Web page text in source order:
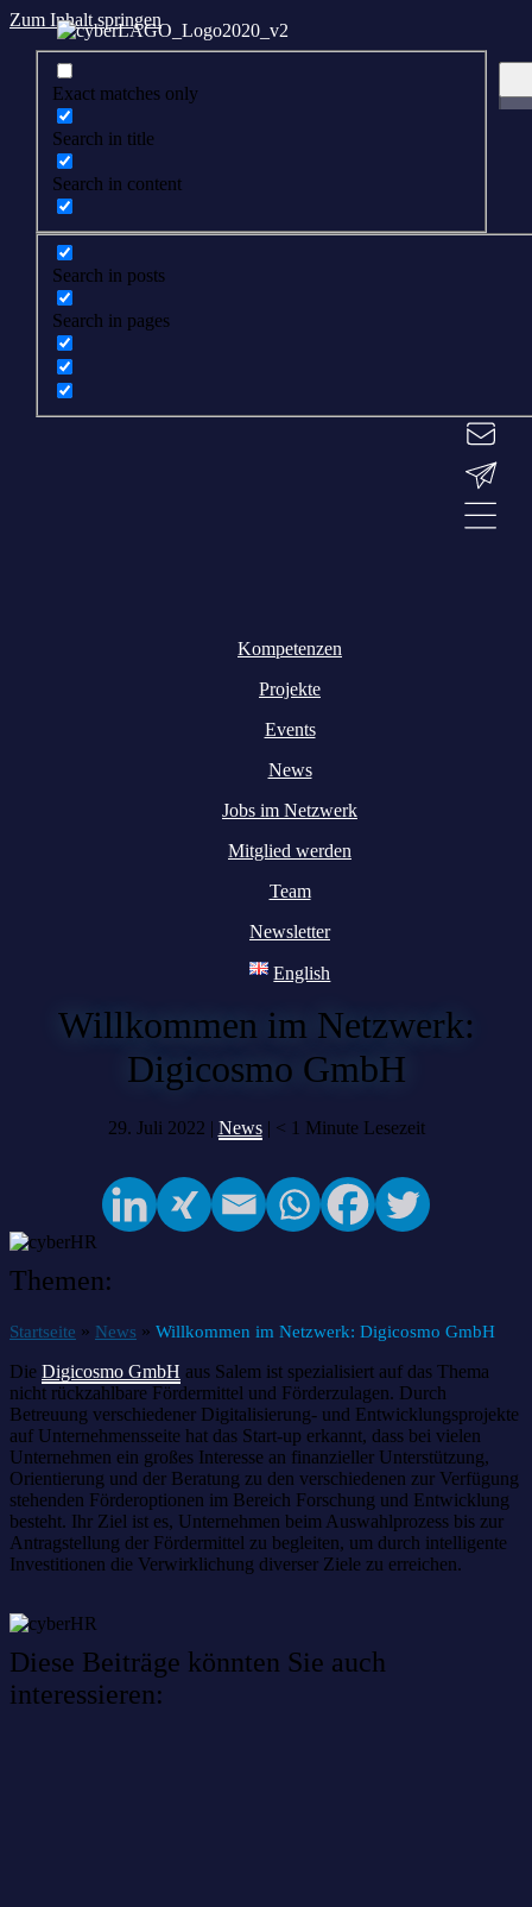
Zum Inhalt springen
Exact matches only
Search in title
Search in content
Search in posts
Search in pages
Kompetenzen
Projekte
Events
News
Jobs im Netzwerk
Mitglied werden
Team
Newsletter
English
Willkommen im Netzwerk:
Digicosmo GmbH
29. Juli 2022 | News| < 1 Minute Lesezeit
Themen:
Startseite » News » Willkommen im Netzwerk: Digicosmo GmbH
Die Digicosmo GmbH aus Salem ist spezialisiert auf das Thema
nicht rückzahlbare Fördermittel und Förderzulagen. Durch
Betreuung verschiedener Digitalisierung- und Entwicklungsprojekte
auf Unternehmensseite hat das Start-up erkannt, dass bei vielen
Unternehmen ein großes Interesse an finanzieller Unterstützung,
Orientierung und der Beratung zu den verschiedenen zur Verfügung
stehenden Förderoptionen im Bereich Forschung und Entwicklung
besteht. Ihr Ziel ist es, Unternehmen beim Auswahlprozess bis zur
Antragstellung der Fördermittel zu begleiten, um durch intelligente
Investitionen die Verwirklichung diverser Ziele zu erreichen.
Diese Beiträge könnten Sie auch
interessieren: